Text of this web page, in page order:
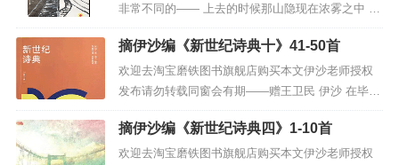
考，如有不当处敬请指点更改或删除。欢迎提供歌颂党领导的
优秀诗作，本站置顶共享，并结集宣传！
本文链接：https://xn--gmq689by2bb35dizd.cn/post/235
枯干如柴却是我一辈子也享用不够的人骨牌老头乐
啊 （2004...
非常不同的—— 上去的时候那山隐现在浓雾之中 下
来的时候这山暴露在艳阳之下 像是两座山不知哪座
更崆峒 不论哪一座我都爱着这崆峒 因为这是多年以
来—— 我用自己的双脚踏上的头一座山&nb...
摘伊沙编《新世纪诗典十》41-50首
欢迎去淘宝磨铁图书旗舰店购买本文伊沙老师授权
发布请勿转载同窗会有期——赠王卫民 伊沙 在毕业
31年后在你的城市与你的见面像一种仪式虽然匆忙
但很受用在话语狂欢的某些瞬间恍若回到我们宿舍
的卧谈会与我玩诗的人死了跟你对弈的人疯了我们
摘伊沙编《新世纪诗典四》1-10首
欢迎去淘宝磨铁图书旗舰店购买本文伊沙老师授权